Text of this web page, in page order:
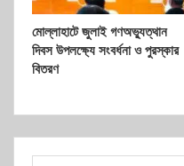
মোল্লাহাটে জুলাই গণঅভ্যুত্থান
দিবস উপলক্ষ্যে সংবর্ধনা ও পুরস্কার
বিতরণ